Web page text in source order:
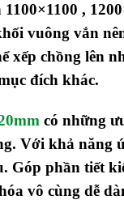
,
vuông vắn
xếp chồng lên
đích khác.
có những
Với khả năng
Góp phần tiết
vô cùng dễ